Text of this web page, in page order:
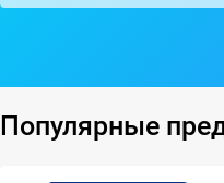
Популярные